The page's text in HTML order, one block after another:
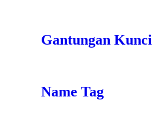
Gantungan Kunci
Name Tag